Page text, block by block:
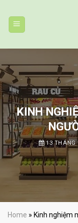
content
KINH
13 THÁNG
Home » Kinh nghiệm